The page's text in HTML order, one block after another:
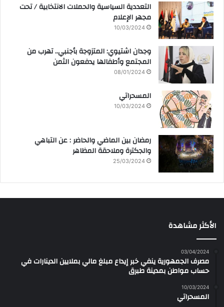
التعددية السياسية والحملات الانتخابية / تحت
مجهر الإعلام
10/03/2024
وجدان اشتيوي: المتزوجة بأجنبي.. تهرب من
المجتمع وأطفالها يدفعون الثمن
08/01/2024
المسحراتي
10/03/2024
رمضان بين الماضي والحاضر : عن التباهي
والجكترة وملاحقة المظاهر
25/03/2024
الأكثر مشاهدة
03/04/2024
مصرف الجمهورية ينفي خبر إيداع مبلغ مالي بملايين الدينارات في
حساب مواطن بمدينة طبرق
10/03/2024
المسحراتي